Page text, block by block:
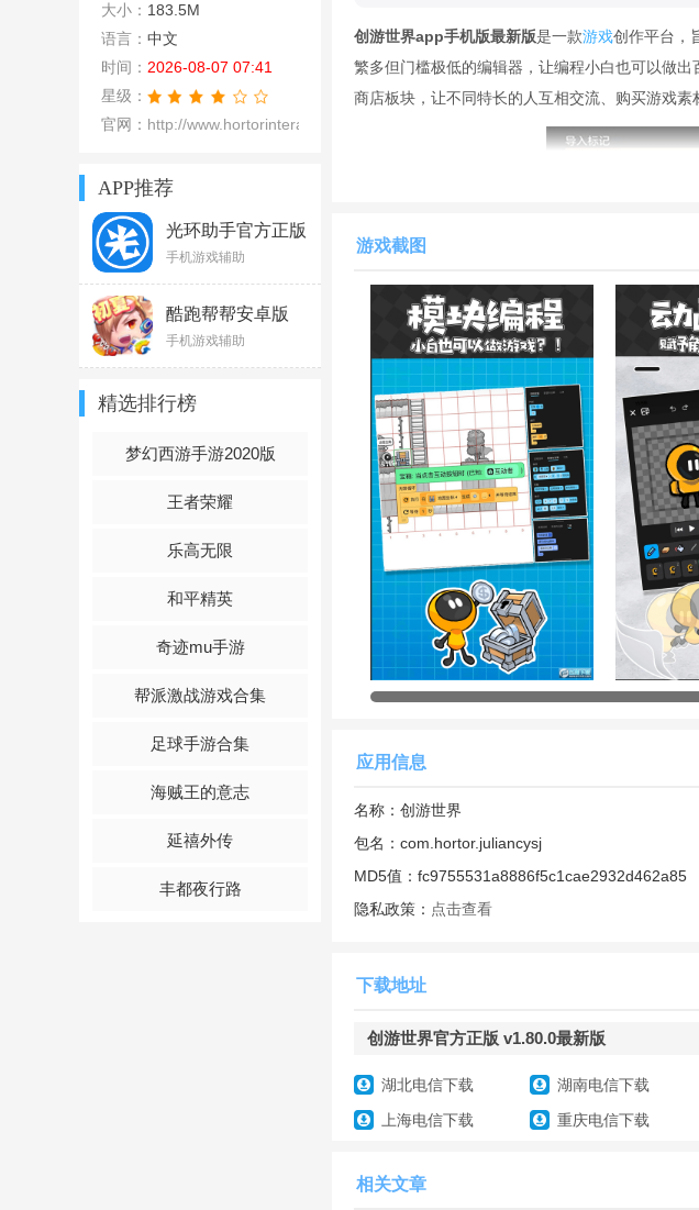
大小： 183.5M
语言： 中文
时间： 2026-08-07 07:41
星级：
官网： http://www.hortorinteractive.com/cysj/in
APP推荐
光环助手官方正版
手机版v5.46.2最
新版
手机游戏辅助
酷跑帮帮安卓版
v1.3.8
手机游戏辅助
精选排行榜
梦幻西游手游2020版
王者荣耀
乐高无限
和平精英
奇迹mu手游
帮派激战游戏合集
足球手游合集
海贼王的意志
延禧外传
丰都夜行路
创游世界app手机版最新版是一款游戏创作平台，
繁多但门槛极低的编辑器，让编程小白也可以做
商店板块，让不同特长的人互相交流、购买游戏素
同时还可以提交自己的素材作品到商店，分享给其
软件功能
同时还可以提交自己的素材作品到商店，分享给其
【组队创作】
跟志同道合的小伙伴一起组队，分担不同的职业角
无论你擅长绘画、制作场景还是擅长编辑逻辑脚本
游戏截图
应用信息
名称： 创游世界
包名： com.hortor.juliancysj
MD5值： fc9755531a8886f5c1cae2932d462a85
隐私政策： 点击查看
下载地址
创游世界官方正版 v1.80.0最新版
湖北电信下载 湖南电信下载
上海电信下载
重庆电信下载
相关文章